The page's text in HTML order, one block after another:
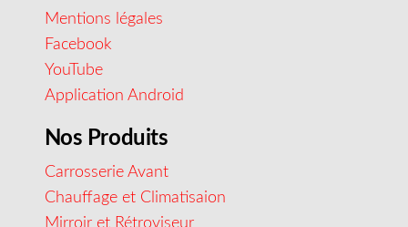
Mentions légales
Facebook
YouTube
Application Android
Nos Produits
Carrosserie Avant
Chauffage et Climatisaion
Mirroir et Rétroviseur